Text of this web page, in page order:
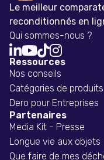
Le meilleur
reconditionnés en
Qui sommes-nous ?

Ressources
Nos conseils
Catégories de produits
Dero pour Entreprises
Partenaires
Media Kit - Presse
Longue vie aux objets
Que faire de mes